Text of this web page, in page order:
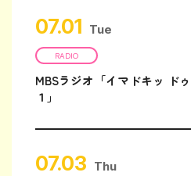
07.01 Tue
RADIO
MBSラジオ「イマドキッ ド
１」
07.03 Thu